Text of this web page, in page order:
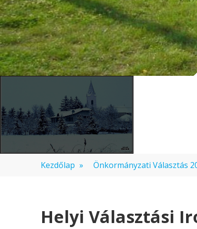
Kezdőlap » Önkormányzati Választás
Helyi Választási